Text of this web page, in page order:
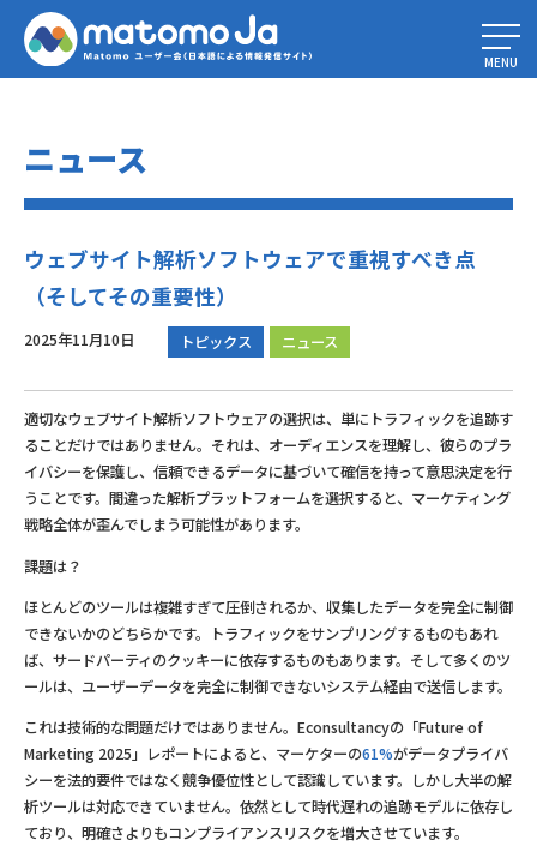
Home»
ウェブサイト解析ソフトウェアで重視すべき点（そしてその重要
性）
MENU
ニュース
ウェブサイト解析ソフトウェアで重視すべき点
（そしてその重要性）
2025年11月10日 トピックス ニュース
適切なウェブサイト解析ソフトウェアの選択は、単にトラフィックを追跡す
ることだけではありません。それは、オーディエンスを理解し、彼らのプラ
イバシーを保護し、信頼できるデータに基づいて確信を持って意思決定を行
うことです。間違った解析プラットフォームを選択すると、マーケティング
戦略全体が歪んでしまう可能性があります。
課題は？
ほとんどのツールは複雑すぎて圧倒されるか、収集したデータを完全に制御
できないかのどちらかです。トラフィックをサンプリングするものもあれ
ば、サードパーティのクッキーに依存するものもあります。そして多くのツ
ールは、ユーザーデータを完全に制御できないシステム経由で送信します。
これは技術的な問題だけではありません。Econsultancyの「Future of
Marketing 2025」レポートによると、マーケターの61%がデータプライバ
シーを法的要件ではなく競争優位性として認識しています。しかし大半の解
析ツールは対応できていません。依然として時代遅れの追跡モデルに依存し
ており、明確さよりもコンプライアンスリスクを増大させています。